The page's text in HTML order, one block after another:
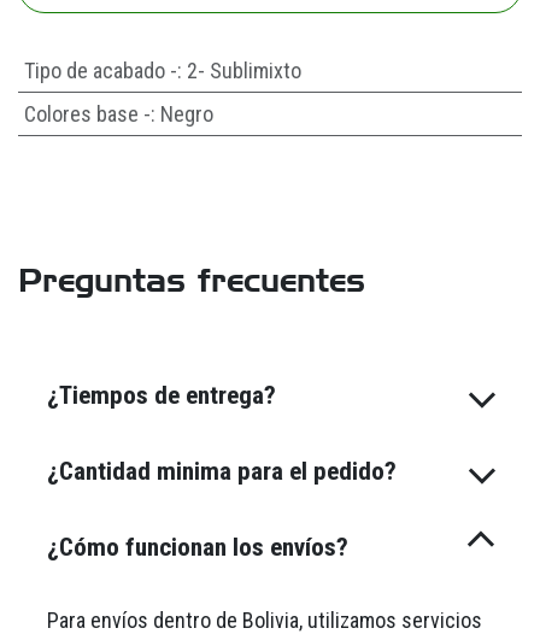
Tipo de acabado -: 2- Sublimixto
Colores base -: Negro
Preguntas frecuentes
¿Tiempos de entrega?
¿Cantidad minima para el pedido?
¿Cómo funcionan los envíos?
Para envíos dentro de Bolivia, utilizamos servicios